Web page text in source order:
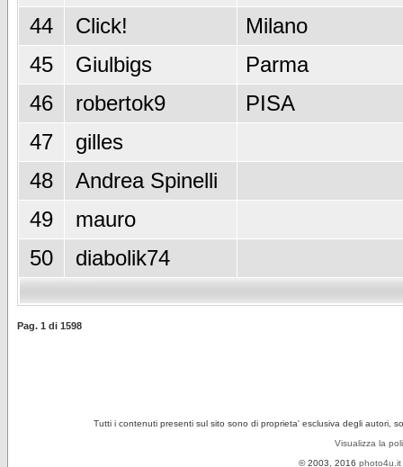
44
Click!
Milano
45
Giulbigs
Parma
46
robertok9
PISA
47
gilles
48
Andrea Spinelli
49
mauro
50
diabolik74
Pag. 1 di 1598
Tutti i contenuti presenti sul sito sono di proprieta' esclusiva degli autori,
Visualizza la
© 2003, 2016 photo4u.it